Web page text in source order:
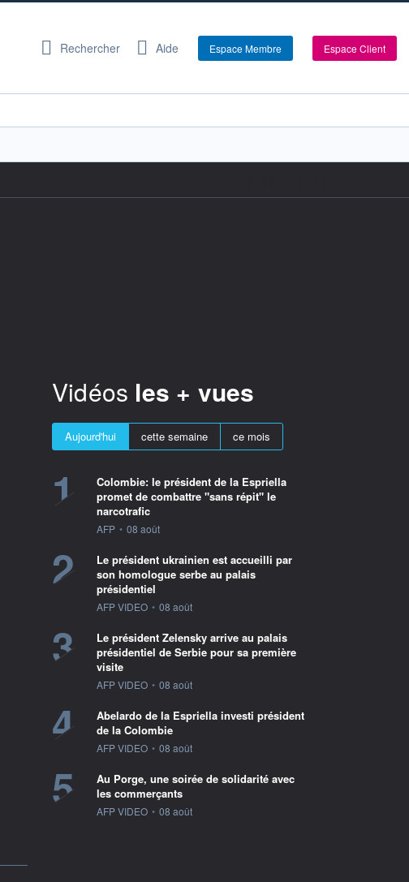
Rechercher Aide Espace Membre Espace Client
Vidéos les + vues
Aujourd'hui cette semaine ce mois
1
Colombie: le président de la Espriella
promet de combattre "sans répit" le
narcotrafic
information fournie par
AFP • 08 août
2
Le président ukrainien est accueilli par
son homologue serbe au palais
présidentiel
information fournie par
AFP VIDEO • 08 août
3
Le président Zelensky arrive au palais
présidentiel de Serbie pour sa première
visite
information fournie par
AFP VIDEO • 08 août
4
Abelardo de la Espriella investi président
de la Colombie
information fournie par
AFP VIDEO • 08 août
5
Au Porge, une soirée de solidarité avec
les commerçants
information fournie par
AFP VIDEO • 08 août